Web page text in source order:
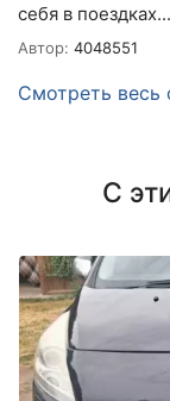
себя в поездках...
Автор: 4048551
Смотреть весь
С